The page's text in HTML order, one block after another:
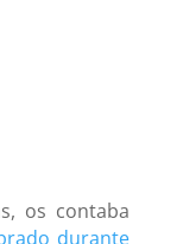
os contaba
durante